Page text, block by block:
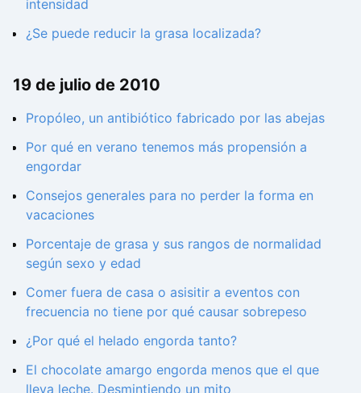
intensidad
¿Se puede reducir la grasa localizada?
19 de julio de 2010
Propóleo, un antibiótico fabricado por las abejas
Por qué en verano tenemos más propensión a
engordar
Consejos generales para no perder la forma en
vacaciones
Porcentaje de grasa y sus rangos de normalidad
según sexo y edad
Comer fuera de casa o asisitir a eventos con
frecuencia no tiene por qué causar sobrepeso
¿Por qué el helado engorda tanto?
El chocolate amargo engorda menos que el que
lleva leche. Desmintiendo un mito